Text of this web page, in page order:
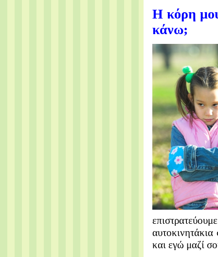
Η κόρη
κάνω;
και εγώ μαζί